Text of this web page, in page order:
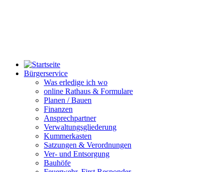
Bürgerservice
Was erledige ich wo
online Rathaus & Formulare
Planen / Bauen
Finanzen
Ansprechpartner
Verwaltungsgliederung
Kummerkasten
Satzungen & Verordnungen
Ver- und Entsorgung
Bauhöfe